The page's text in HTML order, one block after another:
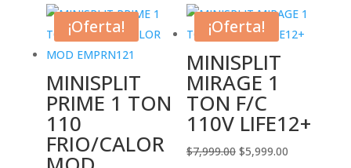
¡Oferta!
MINISPLIT
PRIME 1 TON
110
FRIO/CALOR
¡Oferta!
MINISPLIT
MIRAGE 1
TON F/C
110V LIFE12+
$7,999.00 El
$5,999.00El